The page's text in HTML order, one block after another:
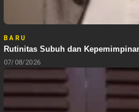
BARU
Rutinitas Subuh dan
07/08/2026